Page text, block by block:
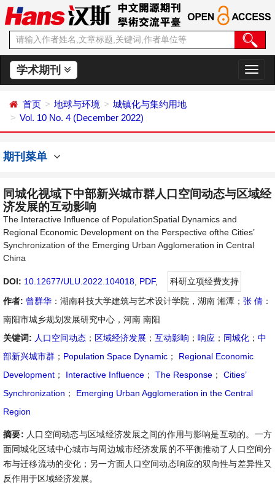
学术期刊
切
换
首页 地球与环境
城镇化与集约用地
Vol. 10 No. 4 (December 2022)
期刊菜单
同城化视域下中部新兴城市群人口空间动态与区域经
济发展的互动影响
The Interactive Influence of PopulationSpatial Dynamics and
Regional Economic Development on the Perspective ofthe Cities’
Synchronization of the Emerging Urban Agglomeration in Central
China
DOI: 10.12677/ULU.2022.104018 PDF,
科研立项经费支持
作者: 曾群华 ：湖南科技大学建筑与艺术设计学院，湖南 湘潭； 张 倩 ：
南阳市城乡规划发展研究中心，河南 南阳
关键词: 人口空间动态 ； 区域经济发展 ； 互动影响 ； 响应 ； 同城化 ； 中
部新兴城市群 ； Population Space Dynamic ；
Regional Economic
Development ； Interactive Influence ； The Response ；
Cities’
Synchronization ；
Emerging Urban Agglomeration in the Central
Region
摘要: 人口空间动态与区域经济发展之间的作用与影响是互动的。一方
面同城化区域中心城市与周边城市经济发展的不平衡推动了人口空间分
布与迁移流动的变化；另一方面人口空间动态响应的双向性与差异性又
反作用于区域经济发展。